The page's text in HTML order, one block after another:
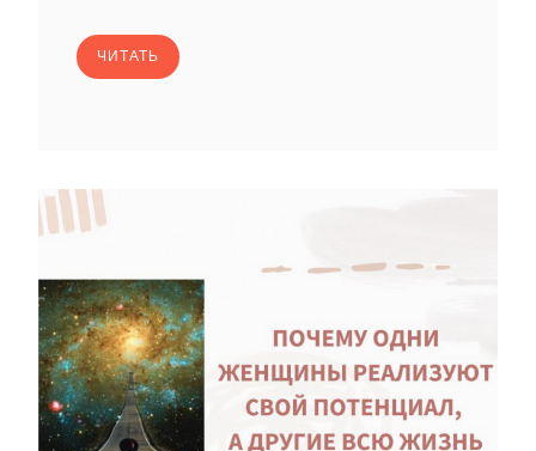
ЧИТАТЬ